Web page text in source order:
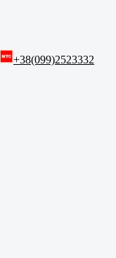
+38(099)2523332